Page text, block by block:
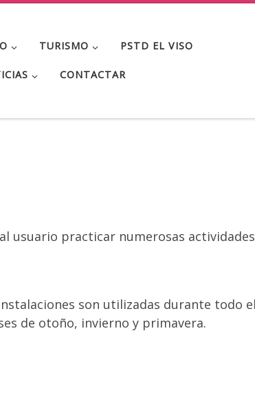
TURISMO PSTD EL VISO
CONTACTAR
usuario practicar numerosas
son utilizadas durante todo el
de otoño, invierno y primavera.